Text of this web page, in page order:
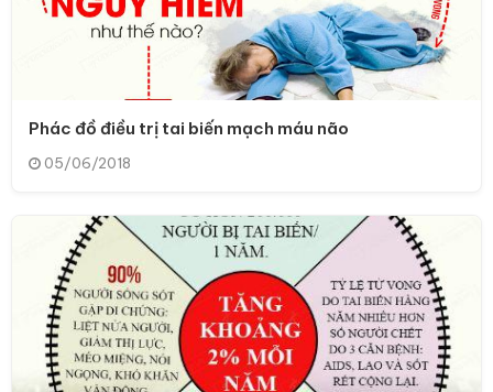
Phác đồ điều trị tai biến mạch máu não
05/06/2018